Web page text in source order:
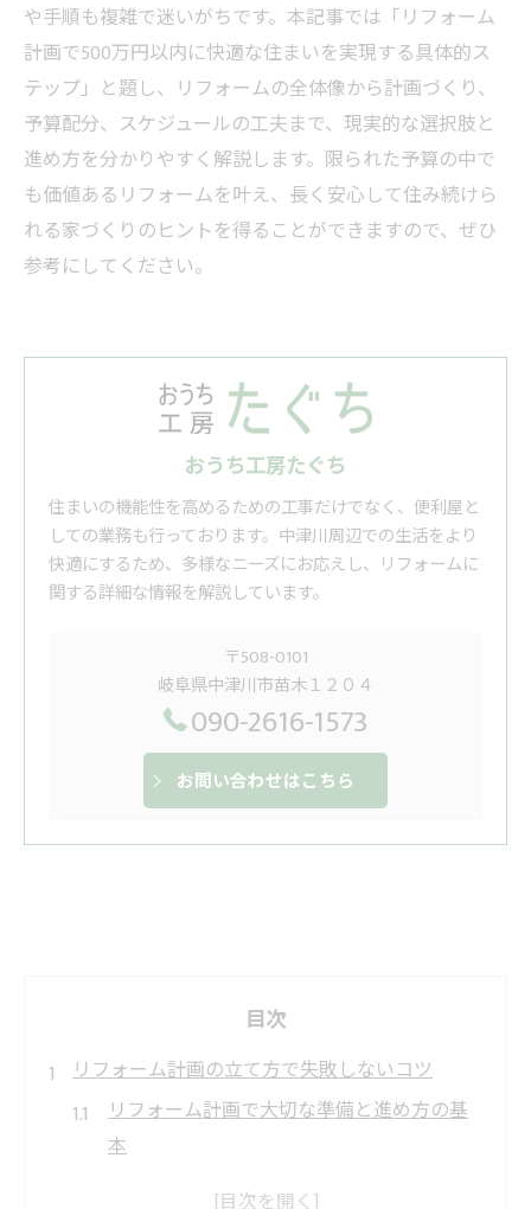
や手順も複雑で迷いがちです。本記事では「リフォーム
計画で500万円以内に快適な住まいを実現する具体的ス
テップ」と題し、リフォームの全体像から計画づくり、
予算配分、スケジュールの工夫まで、現実的な選択肢と
進め方を分かりやすく解説します。限られた予算の中で
も価値あるリフォームを叶え、長く安心して住み続けら
れる家づくりのヒントを得ることができますので、ぜひ
参考にしてください。
おうち工房たぐち
住まいの機能性を高めるための工事だけでなく、便利屋と
しての業務も行っております。中津川周辺での生活をより
快適にするため、多様なニーズにお応えし、リフォームに
関する詳細な情報を解説しています。
〒508-0101
岐阜県中津川市苗木１２０４
090-2616-1573
お問い合わせはこちら
目次
リフォーム計画の立て方で失敗しないコツ
リフォーム計画で大切な準備と進め方の基
本
リフォーム計画書を作る際の注意ポイント